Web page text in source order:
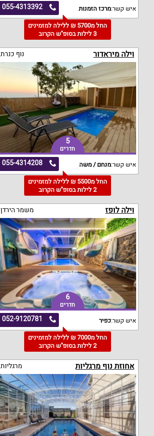
055-4313392 איש קשר:מרכז הזמנות
החל מ5700 ₪ ללילה למזמינים
3 לילות בסופ"ש הקרוב
וילה מיראדור נוף כנרת
5
חדרים
055-4314208 איש קשר:מנחם / משה
החל מ5500 ₪ ללילה למזמינים
2 לילות בסופ"ש הקרוב
וילה לופז משמר הירדן
6
חדרים
052-9120781 איש קשר:כפיר
החל מ7000 ₪ ללילה למזמינים
2 לילות בסופ"ש הקרוב
אחוזת נוף מרגליות מרגליות